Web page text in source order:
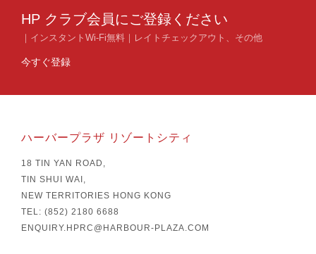
HP クラブ会員にご登録ください
｜インスタントWi-Fi無料｜レイトチェックアウト、その他
今すぐ登録
ハーバープラザ リゾートシティ
18 TIN YAN ROAD,
TIN SHUI WAI,
NEW TERRITORIES HONG KONG
TEL: (852) 2180 6688
ENQUIRY.HPRC@HARBOUR-PLAZA.COM